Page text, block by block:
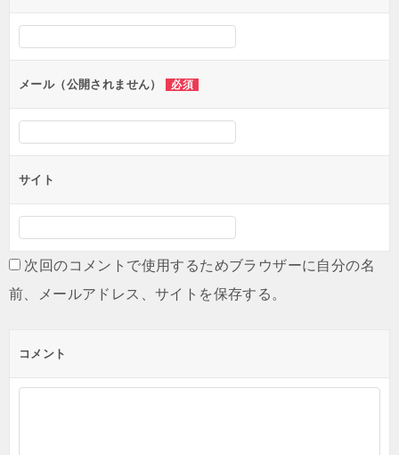
シ
ンメール（公開されません） 必須
サイト
次回のコメントで使用するためブラウザーに自分の名
前、メールアドレス、サイトを保存する。
コメント